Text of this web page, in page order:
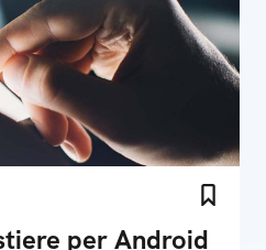
per Android